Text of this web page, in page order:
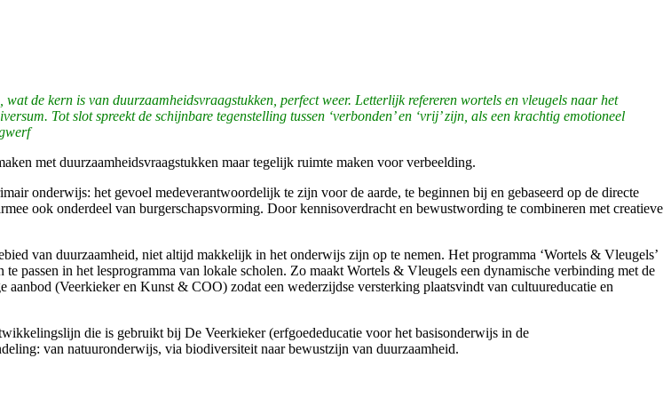
de kern is van duurzaamheidsvraagstukken, perfect weer. Letterlijk refereren wortels en vleugels naar het
Tot slot spreekt de schijnbare tegenstelling tussen ‘verbonden’ en ‘vrij’ zijn, als een krachtig emotioneel
met duurzaamheidsvraagstukken maar tegelijk ruimte maken voor verbeelding.
onderwijs: het gevoel medeverantwoordelijk te zijn voor de aarde, te beginnen bij en gebaseerd op de directe
ook onderdeel van burgerschapsvorming. Door kennisoverdracht en bewustwording te combineren met creatieve
van duurzaamheid, niet altijd makkelijk in het onderwijs zijn op te nemen. Het programma ‘Wortels & Vleugels’
passen in het lesprogramma van lokale scholen. Zo maakt Wortels & Vleugels een dynamische verbinding met de
(Veerkieker en Kunst & COO) zodat een wederzijdse versterking plaatsvindt van cultuureducatie en
die is gebruikt bij De Veerkieker (erfgoededucatie voor het basisonderwijs in de
van natuuronderwijs, via biodiversiteit naar bewustzijn van duurzaamheid.